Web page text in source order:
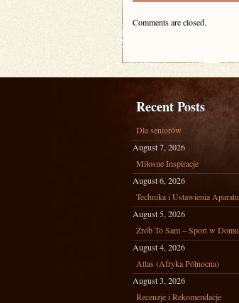
Comments are closed.
Recent Posts
Dla seniorów
August 7, 2026
Miłosne Inspiracje
August 6, 2026
Technika i Ustawienia Aparatu
August 5, 2026
Zrób To Sam – Sport w Domu
August 4, 2026
Atlas (Afryka Północna)
August 3, 2026
Recenzje i Rekomendacje